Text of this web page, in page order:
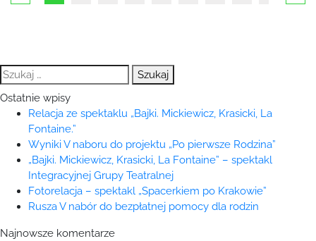
Szukaj:
Ostatnie wpisy
Relacja ze spektaklu „Bajki. Mickiewicz, Krasicki, La
Fontaine.”
Wyniki V naboru do projektu „Po pierwsze Rodzina”
„Bajki. Mickiewicz, Krasicki, La Fontaine” – spektakl
Integracyjnej Grupy Teatralnej
Fotorelacja – spektakl „Spacerkiem po Krakowie”
Rusza V nabór do bezpłatnej pomocy dla rodzin
Najnowsze komentarze